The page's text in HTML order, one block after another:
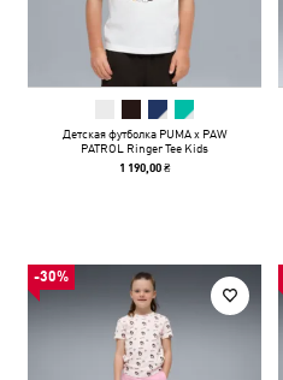
Детская футболка PUMA x PAW
PATROL Ringer Tee Kids
1 190,00 ₴
-30%